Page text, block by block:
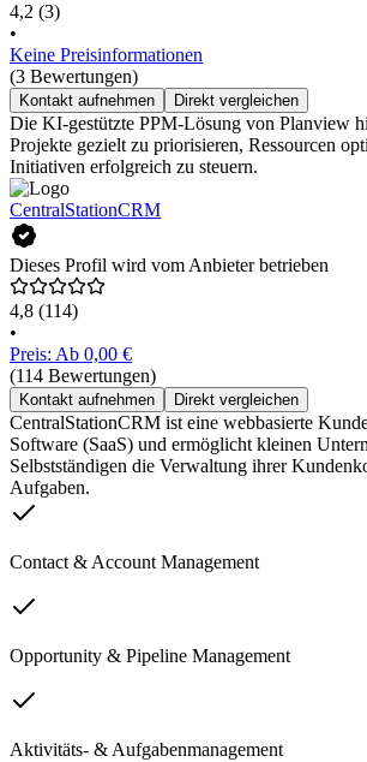
4,2 (3)
•
Keine Preisinformationen
(3 Bewertungen)
Kontakt aufnehmen Direkt vergleichen
Die KI-gestützte PPM-Lösung von Planview
Projekte gezielt zu priorisieren, Ressourcen
Initiativen erfolgreich zu steuern.
CentralStationCRM
Dieses Profil wird vom Anbieter betrieben
4,8 (114)
•
Preis: Ab 0,00 €
(114 Bewertungen)
Kontakt aufnehmen Direkt vergleichen
CentralStationCRM ist eine webbasierte
Software (SaaS) und ermöglicht kleinen
Selbstständigen die Verwaltung ihrer
Aufgaben.
Contact & Account Management
Opportunity & Pipeline Management
Aktivitäts- & Aufgabenmanagement